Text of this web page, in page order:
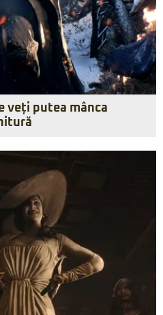
veți putea mânca